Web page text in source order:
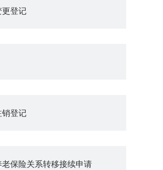
登记
登记
保险关系转移接续申请